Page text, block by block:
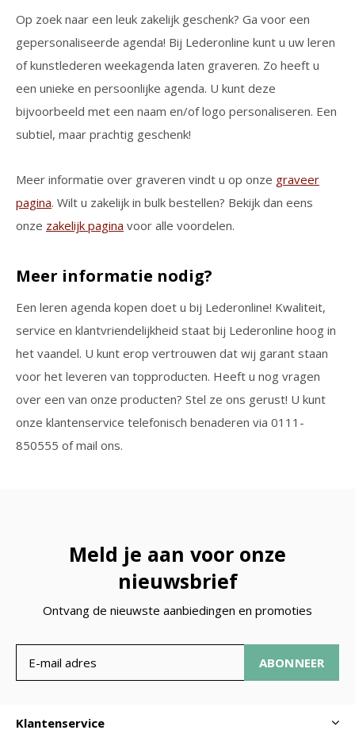
Op zoek naar een leuk zakelijk geschenk? Ga voor een
gepersonaliseerde agenda! Bij Lederonline kunt u uw leren
of kunstlederen weekagenda laten graveren. Zo heeft u
een unieke en persoonlijke agenda. U kunt deze
bijvoorbeeld met een naam en/of logo personaliseren. Een
subtiel, maar prachtig geschenk!
Meer informatie over graveren vindt u op onze graveer
pagina. Wilt u zakelijk in bulk bestellen? Bekijk dan eens
onze zakelijk pagina voor alle voordelen.
Meer informatie nodig?
Een leren agenda kopen doet u bij Lederonline! Kwaliteit,
service en klantvriendelijkheid staat bij Lederonline hoog in
het vaandel. U kunt erop vertrouwen dat wij garant staan
voor het leveren van topproducten. Heeft u nog vragen
over een van onze producten? Stel ze ons gerust! U kunt
onze klantenservice telefonisch benaderen via 0111-
850555 of mail ons.
Meld je aan voor onze
nieuwsbrief
Ontvang de nieuwste aanbiedingen en promoties
ABONNEER
Klantenservice